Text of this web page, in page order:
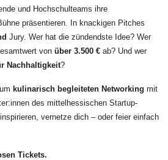
und Hochschulteams ihre
präsentieren. In knackigen Pitches
Jury. Wer hat die zündendste Idee? Wer
von über 3.500 €ab? Und wer
Nachhaltigkeit?
kulinarisch begleiteten Networking mit
des mittelhessischen Startup-
vernetze dich – oder feier einfach
Tickets.